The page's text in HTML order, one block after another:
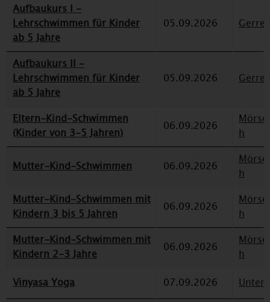
Aufbaukurs I -
Lehrschwimmen für Kinder
ab 5 Jahre
05.09.2026
Aufbaukurs II -
Lehrschwimmen für Kinder
ab 5 Jahre
05.09.2026
Eltern-Kind-Schwimmen
(Kinder von 3-5 Jahren)
06.09.2026
h
Mutter-Kind-Schwimmen 06.09.2026
h
Mutter-Kind-Schwimmen mit
Kindern 3 bis 5 Jahren
06.09.2026
h
Mutter-Kind-Schwimmen mit
Kindern 2-3 Jahre
06.09.2026
h
Vinyasa Yoga
07.09.2026